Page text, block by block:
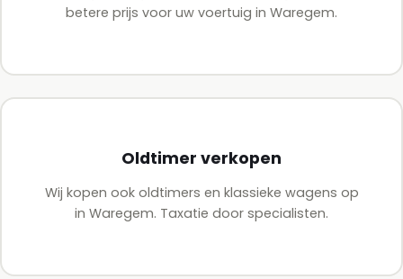
betere prijs voor uw voertuig in Waregem.
Oldtimer verkopen
Wij kopen ook oldtimers en klassieke wagens op
in Waregem. Taxatie door specialisten.